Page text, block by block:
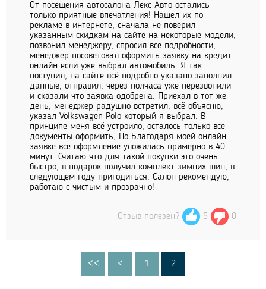
От посещения автосалона Лекс Авто остались
только приятные впечатления! Нашел их по
рекламе в интернете, сначала не поверил
указанным скидкам на сайте на некоторые модели,
позвонил менеджеру, спросил все подробности,
менеджер посоветовал оформить заявку на кредит
онлайн если уже выбрал автомобиль. Я так
поступил, на сайте всё подробно указано заполнил
данные, отправил, через полчаса уже перезвонили
и сказали что заявка одобрена. Приехал в тот же
день, менеджер радушно встретил, всё объясню,
указал Volkswagen Polo который я выбрал. В
принципе меня всё устроило, осталось только все
документы оформить, Но Благодаря моей онлайн
заявке всё оформление уложилась примерно в 40
минут. Считаю что для такой покупки это очень
быстро, в подарок получил комплект зимних шин, в
следующем году пригодиться. Салон рекомендую,
работаю с чистым и прозрачно!
Отзыв полезен? 5 0
<< < 1 2